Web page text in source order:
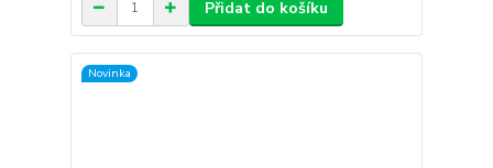
Přidat do košíku
Novinka